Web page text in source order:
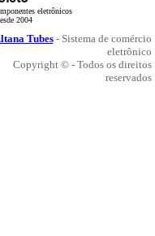
eletrônicos
2004
Tubes- Sistema de comércio
eletrônico
Copyright © - Todos os direitos
reservados